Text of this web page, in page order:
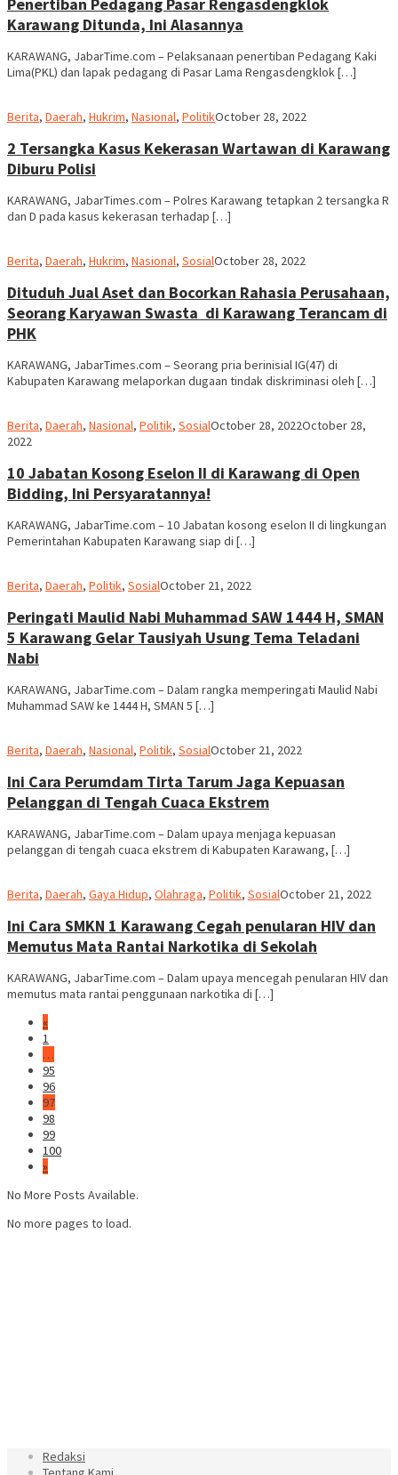
Penertiban Pedagang Pasar Rengasdengklok
Karawang Ditunda, Ini Alasannya
KARAWANG, JabarTime.com – Pelaksanaan penertiban Pedagang Kaki
Lima(PKL) dan lapak pedagang di Pasar Lama Rengasdengklok […]
Berita, Daerah, Hukrim, Nasional, Politikadmin
October 28, 2022
2 Tersangka Kasus Kekerasan Wartawan di Karawang
Diburu Polisi
KARAWANG, JabarTimes.com – Polres Karawang tetapkan 2 tersangka R
dan D pada kasus kekerasan terhadap […]
Berita, Daerah, Hukrim, Nasional, Sosialadmin
October 28, 2022
Dituduh Jual Aset dan Bocorkan Rahasia Perusahaan,
Seorang Karyawan Swasta di Karawang Terancam di
PHK
KARAWANG, JabarTimes.com – Seorang pria berinisial IG(47) di
Kabupaten Karawang melaporkan dugaan tindak diskriminasi oleh […]
Berita, Daerah, Nasional, Politik, Sosialadmin
October 28, 2022October 28,
2022
10 Jabatan Kosong Eselon II di Karawang di Open
Bidding, Ini Persyaratannya!
KARAWANG, JabarTime.com – 10 Jabatan kosong eselon II di lingkungan
Pemerintahan Kabupaten Karawang siap di […]
Berita, Daerah, Politik, Sosialadmin
October 21, 2022
Peringati Maulid Nabi Muhammad SAW 1444 H, SMAN
5 Karawang Gelar Tausiyah Usung Tema Teladani
Nabi
KARAWANG, JabarTime.com – Dalam rangka memperingati Maulid Nabi
Muhammad SAW ke 1444 H, SMAN 5 […]
Berita, Daerah, Nasional, Politik, Sosialadmin
October 21, 2022
Ini Cara Perumdam Tirta Tarum Jaga Kepuasan
Pelanggan di Tengah Cuaca Ekstrem
KARAWANG, JabarTime.com – Dalam upaya menjaga kepuasan
pelanggan di tengah cuaca ekstrem di Kabupaten Karawang, […]
Berita, Daerah, Gaya Hidup, Olahraga, Politik, Sosialadmin
October 21, 2022
Ini Cara SMKN 1 Karawang Cegah penularan HIV dan
Memutus Mata Rantai Narkotika di Sekolah
KARAWANG, JabarTime.com – Dalam upaya mencegah penularan HIV dan
memutus mata rantai penggunaan narkotika di […]
«
1
…
95
96
97
98
99
100
»
No More Posts Available.
No more pages to load.
Redaksi